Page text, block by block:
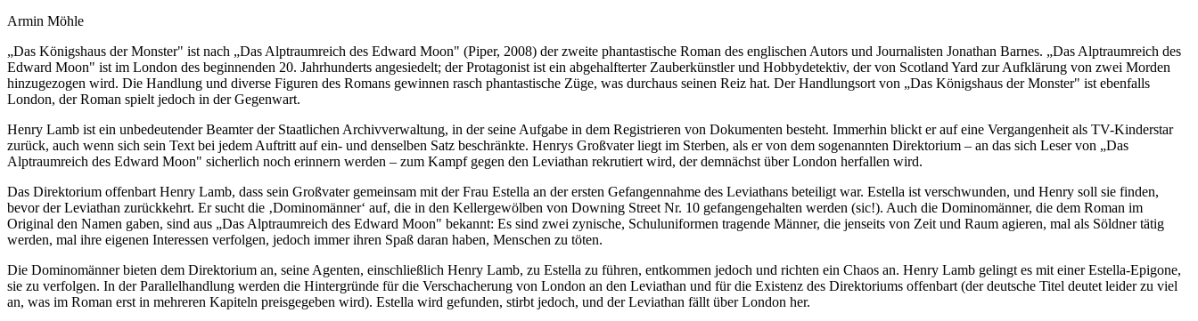
Armin Möhle
„Das Königshaus der Monster" ist nach „Das Alptraumreich des Edward Moon" (Piper, 2008) der zweite phantastische Roman des englischen Autors und Journalisten Jonathan Barnes. „Das Alptraumreich des
Edward Moon" ist im London des beginnenden 20. Jahrhunderts angesiedelt; der Protagonist ist ein abgehalfterter Zauberkünstler und Hobbydetektiv, der von Scotland Yard zur Aufklärung von zwei Morden
hinzugezogen wird. Die Handlung und diverse Figuren des Romans gewinnen rasch phantastische Züge, was durchaus seinen Reiz hat. Der Handlungsort von „Das Königshaus der Monster" ist ebenfalls
London, der Roman spielt jedoch in der Gegenwart.
Henry Lamb ist ein unbedeutender Beamter der Staatlichen Archivverwaltung, in der seine Aufgabe in dem Registrieren von Dokumenten besteht. Immerhin blickt er auf eine Vergangenheit als TV-Kinderstar
zurück, auch wenn sich sein Text bei jedem Auftritt auf ein- und denselben Satz beschränkte. Henrys Großvater liegt im Sterben, als er von dem sogenannten Direktorium – an das sich Leser von „Das
Alptraumreich des Edward Moon" sicherlich noch erinnern werden – zum Kampf gegen den Leviathan rekrutiert wird, der demnächst über London herfallen wird.
Das Direktorium offenbart Henry Lamb, dass sein Großvater gemeinsam mit der Frau Estella an der ersten Gefangennahme des Leviathans beteiligt war. Estella ist verschwunden, und Henry soll sie finden,
bevor der Leviathan zurückkehrt. Er sucht die ‚Dominomänner‘ auf, die in den Kellergewölben von Downing Street Nr. 10 gefangengehalten werden (sic!). Auch die Dominomänner, die dem Roman im
Original den Namen gaben, sind aus „Das Alptraumreich des Edward Moon" bekannt: Es sind zwei zynische, Schuluniformen tragende Männer, die jenseits von Zeit und Raum agieren, mal als Söldner tätig
werden, mal ihre eigenen Interessen verfolgen, jedoch immer ihren Spaß daran haben, Menschen zu töten.
Die Dominomänner bieten dem Direktorium an, seine Agenten, einschließlich Henry Lamb, zu Estella zu führen, entkommen jedoch und richten ein Chaos an. Henry Lamb gelingt es mit einer Estella-Epigone,
sie zu verfolgen. In der Parallelhandlung werden die Hintergründe für die Verschacherung von London an den Leviathan und für die Existenz des Direktoriums offenbart (der deutsche Titel deutet leider zu viel
an, was im Roman erst in mehreren Kapiteln preisgegeben wird). Estella wird gefunden, stirbt jedoch, und der Leviathan fällt über London her.